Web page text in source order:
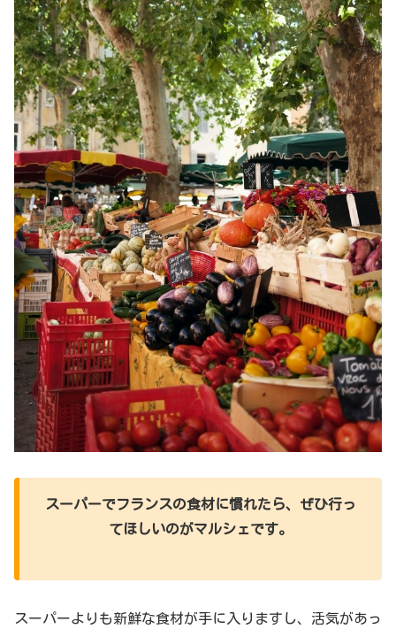
スーパーでフランスの食材に慣れたら、ぜひ行っ
てほしいのがマルシェです。
スーパーよりも新鮮な食材が手に入りますし、活気があっ